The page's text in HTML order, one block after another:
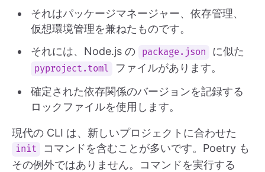
それはパッケージマネージャー、依存管理、
仮想環境管理を兼ねたものです。
それには、Node.js の
package.json に似た
pyproject.toml
ファイルがあります。
確定された依存関係のバージョンを記録する
ロックファイルを使用します。
現代の CLI は、新しいプロジェクトに合わせた
init
コマンドを含むことが多いです。Poetry も
その例外ではありません。コマンドを実行する